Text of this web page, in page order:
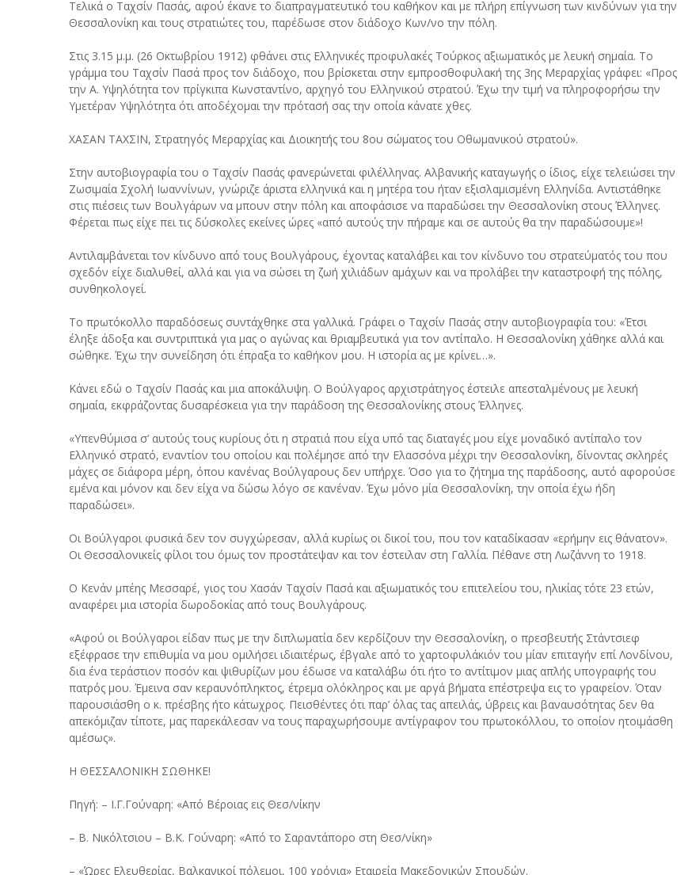
Τελικά ο Ταχσίν Πασάς, αφού έκανε το διαπραγματευτικό του καθήκον και με πλήρη επίγνωση των κινδύνων για την
Θεσσαλονίκη και τους στρατιώτες του, παρέδωσε στον διάδοχο Κων/νο την πόλη.
Στις 3.15 μ.μ. (26 Οκτωβρίου 1912) φθάνει στις Ελληνικές προφυλακές Τούρκος αξιωματικός με λευκή σημαία. Το
γράμμα του Ταχσίν Πασά προς τον διάδοχο, που βρίσκεται στην εμπροσθοφυλακή της 3ης Μεραρχίας γράφει: «Προς
την Α. Υψηλότητα τον πρίγκιπα Κωνσταντίνο, αρχηγό του Ελληνικού στρατού. Έχω την τιμή να πληροφορήσω την
Υμετέραν Υψηλότητα ότι αποδέχομαι την πρότασή σας την οποία κάνατε χθες.
ΧΑΣΑΝ ΤΑΧΣΙΝ, Στρατηγός Μεραρχίας και Διοικητής του 8ου σώματος του Οθωμανικού στρατού».
Στην αυτοβιογραφία του ο Ταχσίν Πασάς φανερώνεται φιλέλληνας. Αλβανικής καταγωγής ο ίδιος, είχε τελειώσει την
Ζωσιμαία Σχολή Ιωαννίνων, γνώριζε άριστα ελληνικά και η μητέρα του ήταν εξισλαμισμένη Ελληνίδα. Αντιστάθηκε
στις πιέσεις των Βουλγάρων να μπουν στην πόλη και αποφάσισε να παραδώσει την Θεσσαλονίκη στους Έλληνες.
Φέρεται πως είχε πει τις δύσκολες εκείνες ώρες «από αυτούς την πήραμε και σε αυτούς θα την παραδώσουμε»!
Αντιλαμβάνεται τον κίνδυνο από τους Βουλγάρους, έχοντας καταλάβει και τον κίνδυνο του στρατεύματός του που
σχεδόν είχε διαλυθεί, αλλά και για να σώσει τη ζωή χιλιάδων αμάχων και να προλάβει την καταστροφή της πόλης,
συνθηκολογεί.
Το πρωτόκολλο παραδόσεως συντάχθηκε στα γαλλικά. Γράφει ο Ταχσίν Πασάς στην αυτοβιογραφία του: «Έτσι
έληξε άδοξα και συντριπτικά για μας ο αγώνας και θριαμβευτικά για τον αντίπαλο. Η Θεσσαλονίκη χάθηκε αλλά και
σώθηκε. Έχω την συνείδηση ότι έπραξα το καθήκον μου. Η ιστορία ας με κρίνει…».
Κάνει εδώ ο Ταχσίν Πασάς και μια αποκάλυψη. Ο Βούλγαρος αρχιστράτηγος έστειλε απεσταλμένους με λευκή
σημαία, εκφράζοντας δυσαρέσκεια για την παράδοση της Θεσσαλονίκης στους Έλληνες.
«Υπενθύμισα σ’ αυτούς τους κυρίους ότι η στρατιά που είχα υπό τας διαταγές μου είχε μοναδικό αντίπαλο τον
Ελληνικό στρατό, εναντίον του οποίου και πολέμησε από την Ελασσόνα μέχρι την Θεσσαλονίκη, δίνοντας σκληρές
μάχες σε διάφορα μέρη, όπου κανένας Βούλγαρους δεν υπήρχε. Όσο για το ζήτημα της παράδοσης, αυτό αφορούσε
εμένα και μόνον και δεν είχα να δώσω λόγο σε κανέναν. Έχω μόνο μία Θεσσαλονίκη, την οποία έχω ήδη
παραδώσει».
Οι Βούλγαροι φυσικά δεν τον συγχώρεσαν, αλλά κυρίως οι δικοί του, που τον καταδίκασαν «ερήμην εις θάνατον».
Οι Θεσσαλονικείς φίλοι του όμως τον προστάτεψαν και τον έστειλαν στη Γαλλία. Πέθανε στη Λωζάννη το 1918.
Ο Κενάν μπέης Μεσσαρέ, γιος του Χασάν Ταχσίν Πασά και αξιωματικός του επιτελείου του, ηλικίας τότε 23 ετών,
αναφέρει μια ιστορία δωροδοκίας από τους Βουλγάρους.
«Αφού οι Βούλγαροι είδαν πως με την διπλωματία δεν κερδίζουν την Θεσσαλονίκη, ο πρεσβευτής Στάντσιεφ
εξέφρασε την επιθυμία να μου ομιλήσει ιδιαιτέρως, έβγαλε από το χαρτοφυλάκιόν του μίαν επιταγήν επί Λονδίνου,
δια ένα τεράστιον ποσόν και ψιθυρίζων μου έδωσε να καταλάβω ότι ήτο το αντίτιμον μιας απλής υπογραφής του
πατρός μου. Έμεινα σαν κεραυνόπληκτος, έτρεμα ολόκληρος και με αργά βήματα επέστρεψα εις το γραφείον. Όταν
παρουσιάσθη ο κ. πρέσβης ήτο κάτωχρος. Πεισθέντες ότι παρ’ όλας τας απειλάς, ύβρεις και βαναυσότητας δεν θα
απεκόμιζαν τίποτε, μας παρεκάλεσαν να τους παραχωρήσουμε αντίγραφον του πρωτοκόλλου, το οποίον ητοιμάσθη
αμέσως».
Η ΘΕΣΣΑΛΟΝΙΚΗ ΣΩΘΗΚΕ!
Πηγή: – Ι.Γ.Γούναρη: «Από Βέροιας εις Θεσ/νίκην
– Β. Νικόλτσιου – Β.Κ. Γούναρη: «Από το Σαραντάπορο στη Θεσ/νίκη»
– «Ώρες Ελευθερίας, Βαλκανικοί πόλεμοι, 100 χρόνια» Εταιρεία Μακεδονικών Σπουδών.